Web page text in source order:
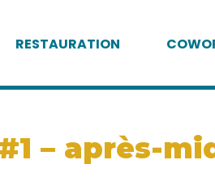
RESTAURATION
– après-